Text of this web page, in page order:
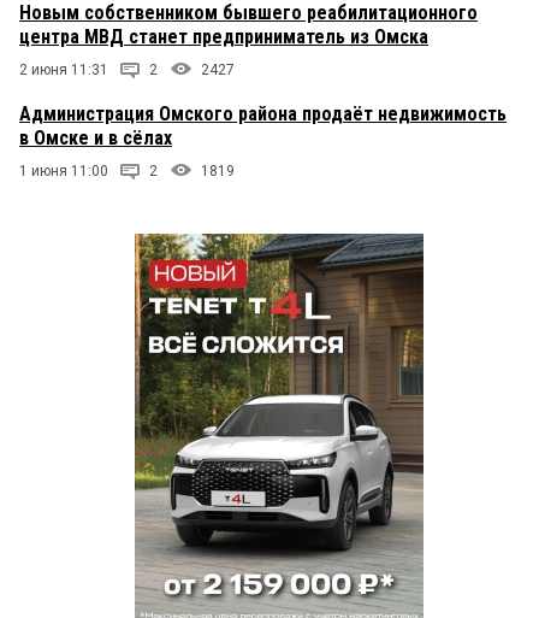
Новым собственником бывшего реабилитационного
центра МВД станет предприниматель из Омска
2 июня 11:31 2 2427
Администрация Омского района продаёт недвижимость
в Омске и в сёлах
1 июня 11:00 2 1819